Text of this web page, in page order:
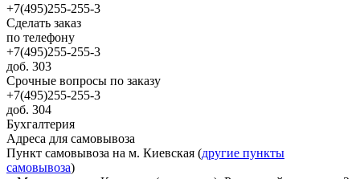
+7(495)255-255-3
Сделать заказ
по телефону
+7(495)255-255-3
доб. 303
Срочные вопросы по заказу
+7(495)255-255-3
доб. 304
Бухгалтерия
Адреса для самовывоза
Пункт самовывоза на м. Киевская (другие пункты
самовывоза)